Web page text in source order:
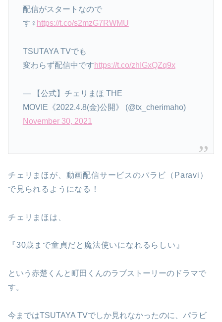
配信がスタートなので
す‍♀️ https://t.co/s2mzG7RWMU
TSUTAYA TVでも
変わらず配信中ですhttps://t.co/zhIGxQZq9x
— 【公式】チェリまほ THE
MOVIE《2022.4.8(金)公開》 (@tx_cherimaho)
November 30, 2021
チェリまほが、動画配信サービスのパラビ（Paravi）
で見られるようになる！
チェリまほは、
『30歳まで童貞だと魔法使いになれるらしい』
という赤楚くんと町田くんのラブストーリーのドラマで
す。
今まではTSUTAYA TVでしか見れなかったのに、パラビ